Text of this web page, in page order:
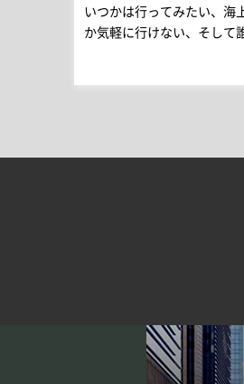
いつかは行ってみたい、海
か気軽に行けない、そし